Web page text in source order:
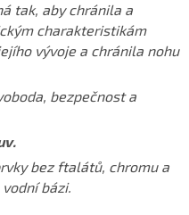
tak, aby chránila a
charakteristikám
vývoje a chránila nohu
bezpečnost a
bez ftalátů, chromu a
bázi.